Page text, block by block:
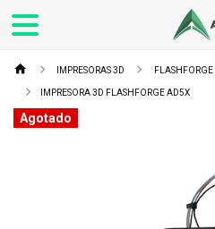
IMPRESORAS 3D FLASHFORGE
IMPRESORA 3D FLASHFORGE AD5X
Agotado